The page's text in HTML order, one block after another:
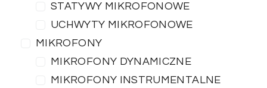
STATYWY MIKROFONOWE
UCHWYTY MIKROFONOWE
MIKROFONY
MIKROFONY DYNAMICZNE
MIKROFONY INSTRUMENTALNE